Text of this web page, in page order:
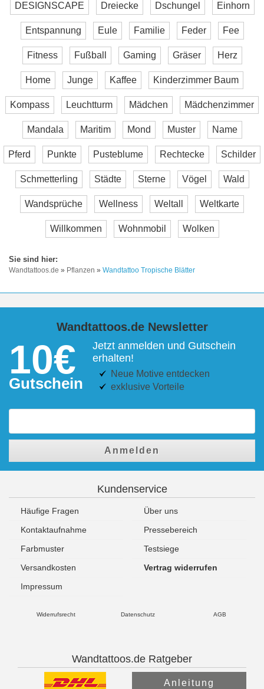
DESIGNSCAPE Dreiecke Dschungel Einhorn
Entspannung Eule Familie Feder Fee
Fitness Fußball Gaming Gräser Herz
Home Junge Kaffee Kinderzimmer Baum
Kompass Leuchtturm Mädchen Mädchenzimmer
Mandala Maritim Mond Muster Name
Pferd Punkte Pusteblume Rechtecke Schilder
Schmetterling Städte Sterne Vögel Wald
Wandsprüche Wellness Weltall Weltkarte
Willkommen Wohnmobil Wolken
Wandtattoos.de » Pflanzen » Wandtattoo Tropische Blätter
Wandtattoos.de Newsletter
10€
Gutschein
Jetzt anmelden und Gutschein
erhalten!
Neue Motive entdecken
exklusive Vorteile
Anmelden
Kundenservice
Häufige Fragen
Über uns
Kontaktaufnahme
Pressebereich
Farbmuster
Testsiege
Versandkosten
Vertrag widerrufen
Impressum
Widerrufsrecht Datenschutz AGB
Wandtattoos.de Ratgeber
Anleitung